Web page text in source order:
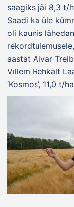
saagiks jäi 8,3 t/
Saadi ka üle
oli kaunis
aastat Aivar
Villem Rehkalt
‘Kosmos’, 11,0 t/